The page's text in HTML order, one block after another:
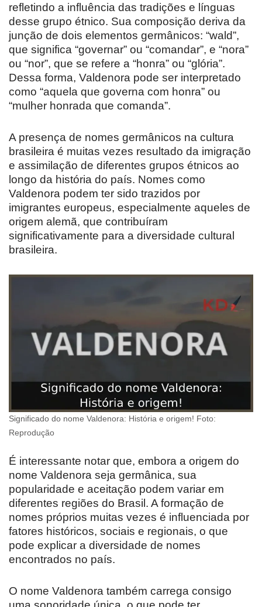
refletindo a influência das tradições e línguas
desse grupo étnico. Sua composição deriva da
junção de dois elementos germânicos: “wald”,
que significa “governar” ou “comandar”, e “nora”
ou “nor”, que se refere a “honra” ou “glória”.
Dessa forma, Valdenora pode ser interpretado
como “aquela que governa com honra” ou
“mulher honrada que comanda”.
A presença de nomes germânicos na cultura
brasileira é muitas vezes resultado da imigração
e assimilação de diferentes grupos étnicos ao
longo da história do país. Nomes como
Valdenora podem ter sido trazidos por
imigrantes europeus, especialmente aqueles de
origem alemã, que contribuíram
significativamente para a diversidade cultural
brasileira.
Significado do nome Valdenora: História e origem! Foto:
Reprodução
É interessante notar que, embora a origem do
nome Valdenora seja germânica, sua
popularidade e aceitação podem variar em
diferentes regiões do Brasil. A formação de
nomes próprios muitas vezes é influenciada por
fatores históricos, sociais e regionais, o que
pode explicar a diversidade de nomes
encontrados no país.
O nome Valdenora também carrega consigo